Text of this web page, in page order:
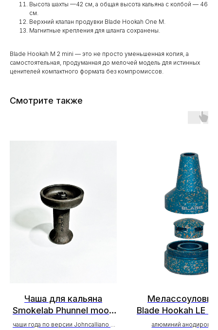
Высота шахты —42 см, а общая высота кальяна с колбой — 46
см.
Верхний клапан продувки Blade Hookah One M.
Магнитные крепления для шланга сохранены.
Blade Hookah M 2 mini — это не просто уменьшенная копия, а
самостоятельная, продуманная до мелочей модель для истинных
ценителей компактного формата без компромиссов.
Смотрите также
Чаша для кальяна
Smokelab Phunnel moon
(молочный обжиг)
чаши года по версии Johncalliano в
Blade Hookah LE
алюминий